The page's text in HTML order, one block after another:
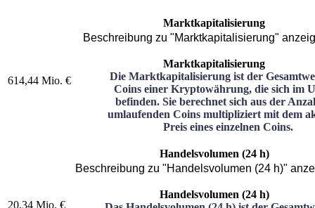
614,44 Mio. €
Marktkapitalisierung
Beschreibung zu "Marktkapitalisierung"
Marktkapitalisierung
Die Marktkapitalisierung ist der
Coins einer Kryptowährung, die sich im
befinden. Sie berechnet sich aus der
umlaufenden Coins multipliziert mit dem
Preis eines einzelnen Coins.
20,34 Mio. €
Handelsvolumen (24 h)
Beschreibung zu "Handelsvolumen (24 h)"
Handelsvolumen (24 h)